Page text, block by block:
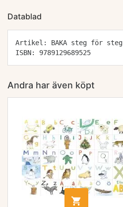
Datablad
Artikel: BAKA steg för steg
ISBN: 9789129689525
Andra har även köpt
